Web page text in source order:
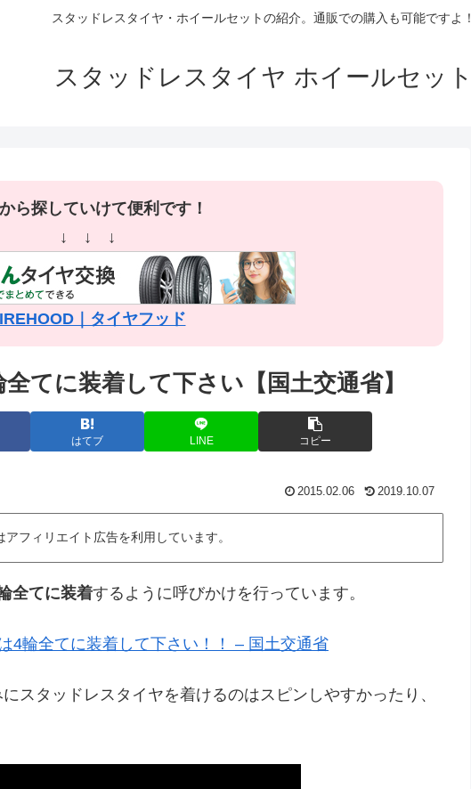
スタッドレスタイヤ・ホイールセットの紹介。通販での購入も可能ですよ！
スタッドレスタイヤ ホイールセット
ら探していけて便利です！
↓ ↓ ↓
｜タイヤフッド
てに装着して下さい【国土交通省】
はてブ LINE コピー
2015.02.06 2019.10.07
アフィリエイト広告を利用しています。
全てに装着するように呼びかけを行っています。
4輪全てに装着して下さい！！ – 国土交通省
スタッドレスタイヤを着けるのはスピンしやすかったり、